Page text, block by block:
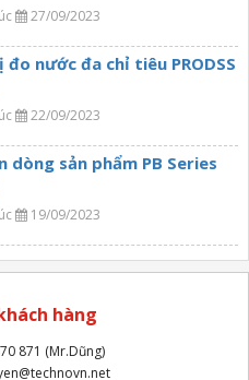
27/09/2023
nước đa chỉ tiêu PRODSS
22/09/2023
dòng sản phẩm PB Series
19/09/2023
hàng
871 (Mr.Dũng)